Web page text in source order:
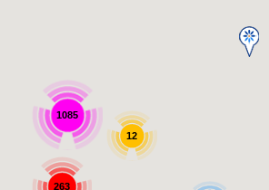
1085
263
12